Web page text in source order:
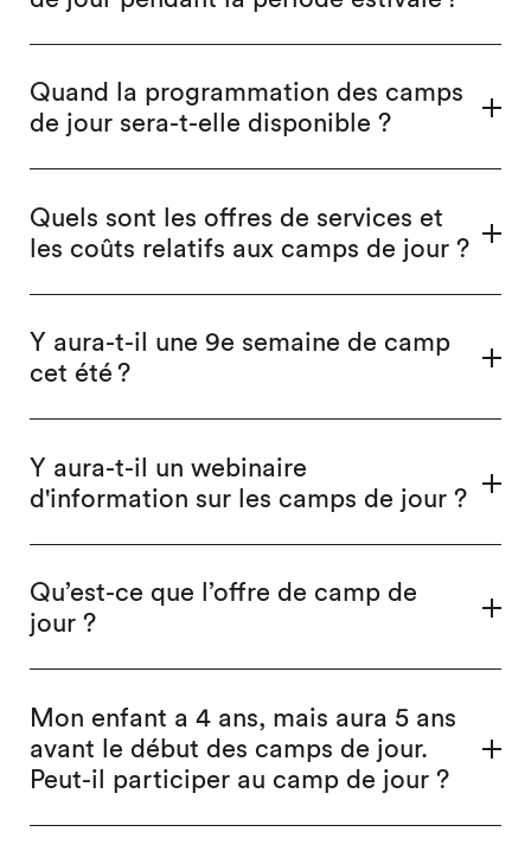
Quand la programmation des camps
de jour sera-t-elle disponible ?
Quels sont les offres de services et
les coûts relatifs aux camps de jour ?
Y aura-t-il une 9e semaine de camp
cet été ?
Y aura-t-il un webinaire
d'information sur les camps de jour ?
Qu’est-ce que l’offre de camp de
jour ?
Mon enfant a 4 ans, mais aura 5 ans
avant le début des camps de jour.
Peut-il participer au camp de jour ?